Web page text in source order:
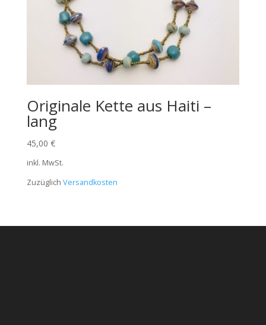
Originale Kette aus Haiti –
lang
45,00 €
inkl. MwSt.
Zuzüglich Versandkosten